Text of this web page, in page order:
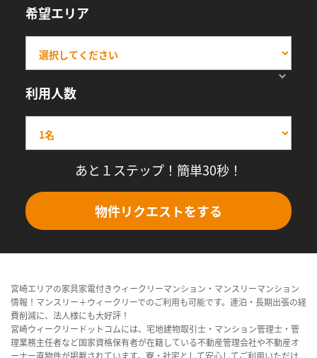
希望エリア
利用人数
あと１ステップ！簡単30秒！
物件リクエストをする
宮崎エリアの家具家電付きウィークリーマンション・マンスリーマンション
情報！マンスリー＋ウィークリーでのご利用も可能です。連泊・長期出張の経
費削減に、法人様にも大好評！
宮崎ウィークリードットコムには、宅地建物取引士・マンション管理士・管
理業務主任者など国家資格保有者が在籍している不動産管理会社や不動産オ